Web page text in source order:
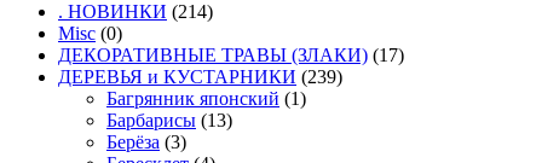
. НОВИНКИ (214)
Misc (0)
ДЕКОРАТИВНЫЕ ТРАВЫ (ЗЛАКИ) (17)
ДЕРЕВЬЯ и КУСТАРНИКИ (239)
Багрянник японский (1)
Барбарисы (13)
Берёза (3)